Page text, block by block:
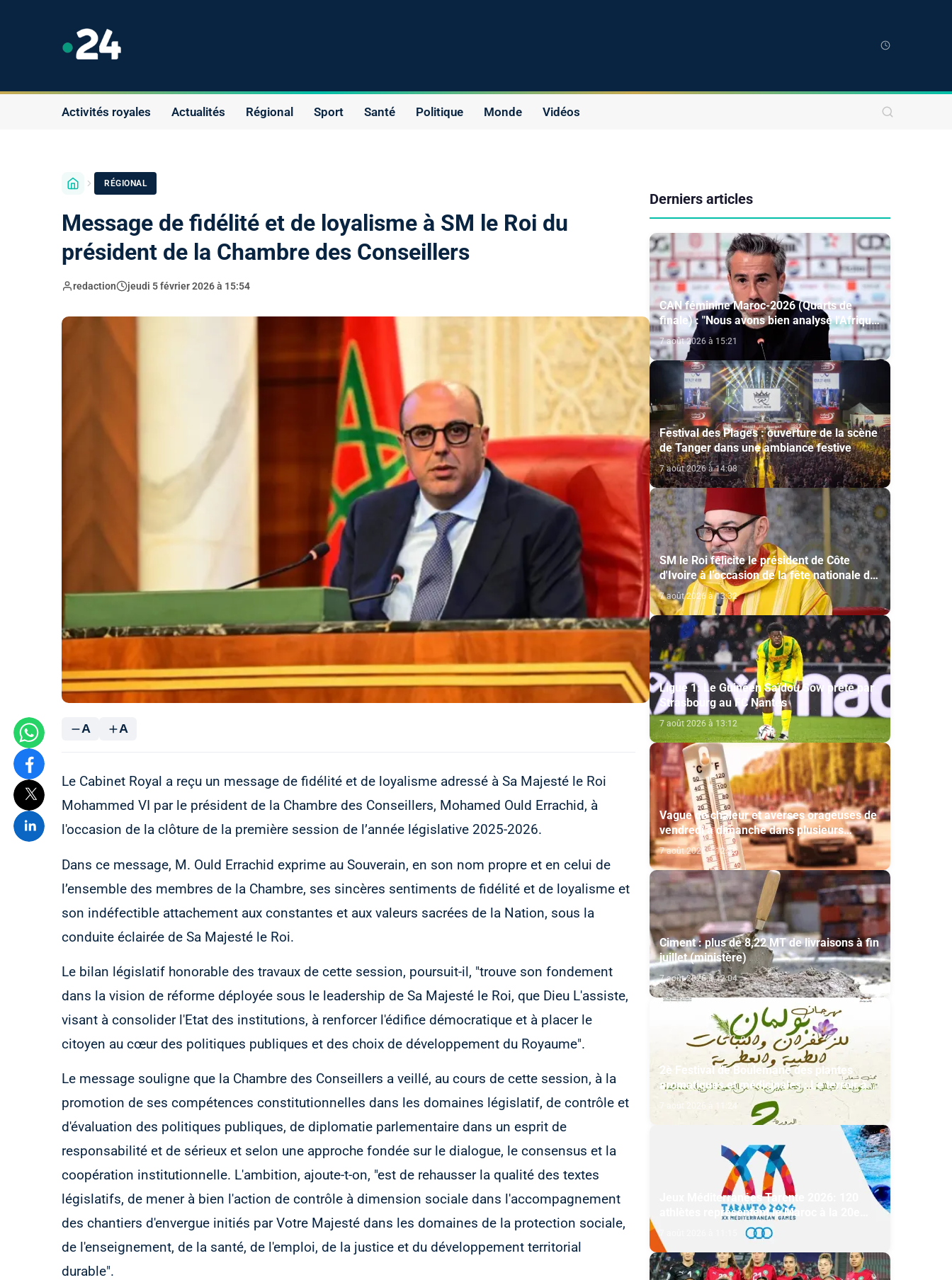
Activités royales Actualités Régional Sport Santé Politique Monde Vidéos
RÉGIONAL
Message de fidélité et de loyalisme à SM le Roi du
président de la Chambre des Conseillers
redaction jeudi 5 février 2026 à 15:54
A A
Le Cabinet Royal a reçu un message de fidélité et de loyalisme adressé à Sa Majesté le Roi
Mohammed VI par le président de la Chambre des Conseillers, Mohamed Ould Errachid, à
l'occasion de la clôture de la première session de l’année législative 2025-2026.
Dans ce message, M. Ould Errachid exprime au Souverain, en son nom propre et en celui de
l’ensemble des membres de la Chambre, ses sincères sentiments de fidélité et de loyalisme et
son indéfectible attachement aux constantes et aux valeurs sacrées de la Nation, sous la
conduite éclairée de Sa Majesté le Roi.
Le bilan législatif honorable des travaux de cette session, poursuit-il, "trouve son fondement
dans la vision de réforme déployée sous le leadership de Sa Majesté le Roi, que Dieu L'assiste,
visant à consolider l'Etat des institutions, à renforcer l'édifice démocratique et à placer le
citoyen au cœur des politiques publiques et des choix de développement du Royaume".
Le message souligne que la Chambre des Conseillers a veillé, au cours de cette session, à la
promotion de ses compétences constitutionnelles dans les domaines législatif, de contrôle et
d'évaluation des politiques publiques, de diplomatie parlementaire dans un esprit de
responsabilité et de sérieux et selon une approche fondée sur le dialogue, le consensus et la
coopération institutionnelle. L'ambition, ajoute-t-on, "est de rehausser la qualité des textes
législatifs, de mener à bien l'action de contrôle à dimension sociale dans l'accompagnement
des chantiers d'envergue initiés par Votre Majesté dans les domaines de la protection sociale,
de l'enseignement, de la santé, de l'emploi, de la justice et du développement territorial
durable".
Derniers articles
CAN féminine Maroc-2026 (Quarts de
finale) : "Nous avons bien analysé l'Afrique
du Sud pour aller chercher la victoire"
(Jorge Vilda)
7 août 2026 à 15:21
Festival des Plages : ouverture de la scène
de Tanger dans une ambiance festive
7 août 2026 à 14:08
SM le Roi félicite le président de Côte
d'Ivoire à l’occasion de la fête nationale de
son pays
7 août 2026 à 13:32
Ligue 1: Le Guinéen Saïdou Sow prêté par
Strasbourg au FC Nantes
7 août 2026 à 13:12
Vague de chaleur et averses orageuses de
vendredi à dimanche dans plusieurs
provinces du Royaume (Bulletin d'alerte)
7 août 2026 à 12:30
Ciment : plus de 8,22 MT de livraisons à fin
juillet (ministère)
7 août 2026 à 12:04
2è Festival de Boulemane des plantes
aromatiques et médicinales : Le terroir à
l’honneur
7 août 2026 à 11:24
Jeux Méditerranées Tarente 2026: 120
athlètes représentent le Maroc à la 20e